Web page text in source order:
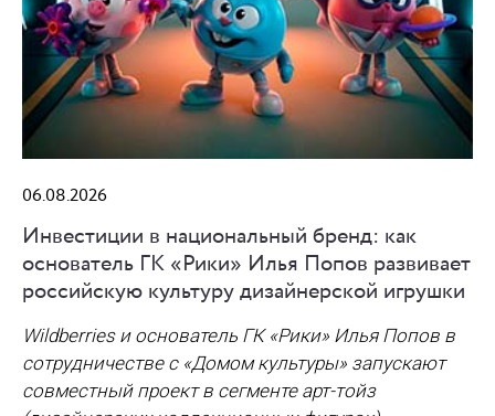
06.08.2026
Инвестиции в национальный бренд: как
основатель ГК «Рики» Илья Попов развивает
российскую культуру дизайнерской игрушки
Wildberries и основатель ГК «Рики» Илья Попов в
сотрудничестве с «Домом культуры» запускают
совместный проект в сегменте арт-тойз